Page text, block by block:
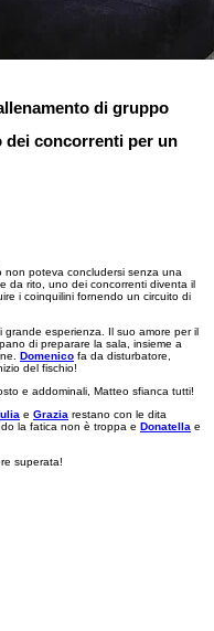
di gruppo
dei concorrenti per un
non poteva concludersi senza una
da rito, uno dei concorrenti diventa il
i coinquilini fornendo un circuito di
grande esperienza. Il suo amore per il
di preparare la sala, insieme a
Domenico fa da disturbatore,
del fischio!
e addominali, Matteo sfianca tutti!
e Grazia restano con le dita
la fatica non è troppa e Donatella e
superata!